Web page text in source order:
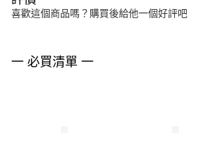
喜歡這個商品嗎？購買後給他一個好評吧
一 必買清單 一